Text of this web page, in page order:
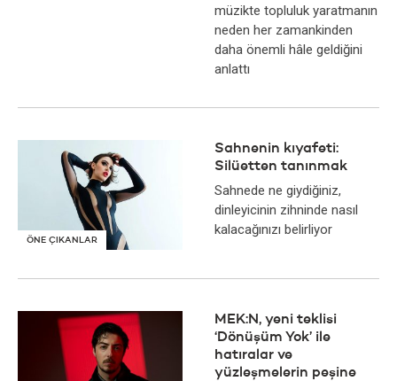
müzikte topluluk yaratmanın
neden her zamankinden
daha önemli hâle geldiğini
anlattı
ÖNE ÇIKANLAR
Sahnenin kıyafeti:
Silüetten tanınmak
Sahnede ne giydiğiniz,
dinleyicinin zihninde nasıl
kalacağınızı belirliyor
MEK:N, yeni teklisi
‘Dönüşüm Yok’ ile
hatıralar ve
yüzleşmelerin peşine